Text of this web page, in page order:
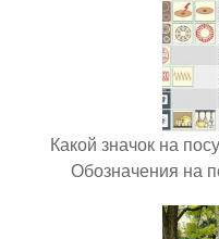
Какой значок на
Обозначения на